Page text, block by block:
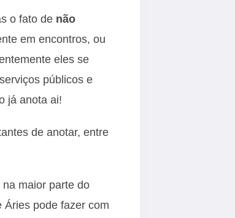
o fato de não
em encontros, ou
eles se
públicos e
já anota ai!
de anotar, entre
maior parte do
pode fazer com